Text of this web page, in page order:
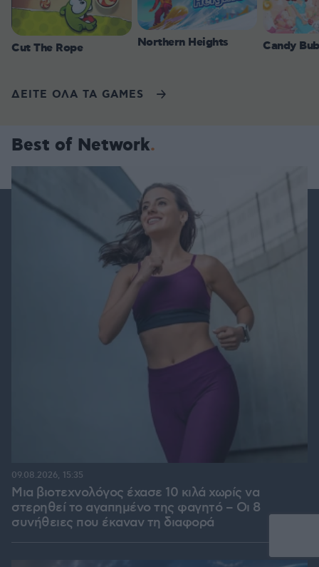
Cut The Rope Northern Heights Candy
ΔΕΙΤΕ ΟΛΑ ΤΑ GAMES
Best of Network
Μια βιοτεχνολόγος έχασε 10 κιλά χωρίς να
στερηθεί το αγαπημένο της φαγητό – Οι 8
συνήθειες που έκαναν τη διαφορά
09.08.2026, 15:35